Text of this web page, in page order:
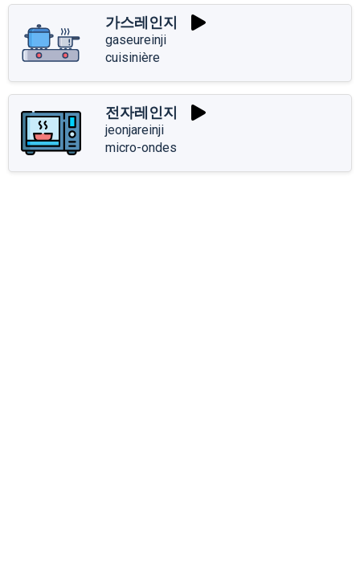
가스레인지
gaseureinji
cuisinière
전자레인지
jeonjareinji
micro-ondes